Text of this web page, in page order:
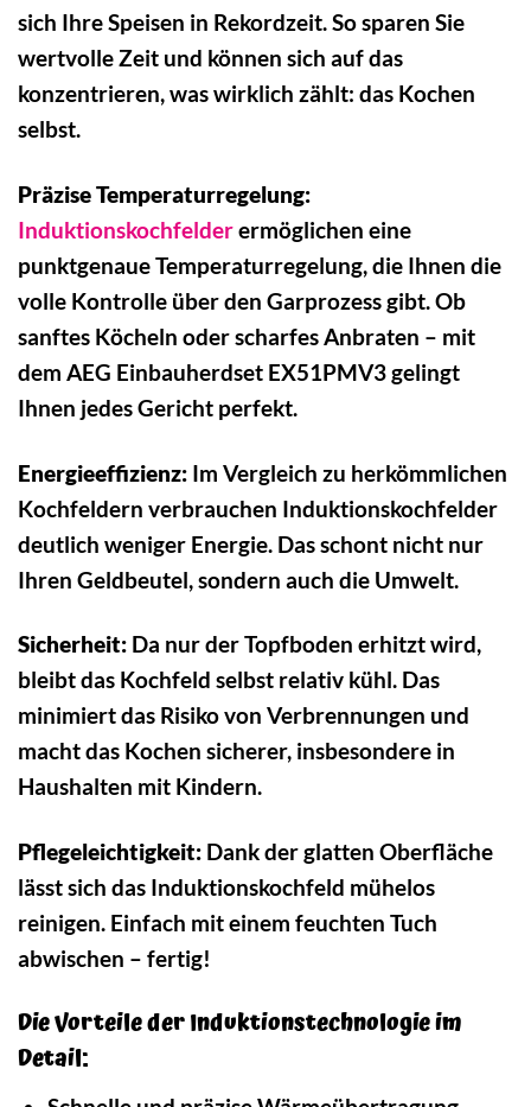
sich Ihre Speisen in Rekordzeit. So sparen Sie
wertvolle Zeit und können sich auf das
konzentrieren, was wirklich zählt: das Kochen
selbst.
Präzise Temperaturregelung:
Induktionskochfelderermöglichen eine
punktgenaue Temperaturregelung, die Ihnen die
volle Kontrolle über den Garprozess gibt. Ob
sanftes Köcheln oder scharfes Anbraten – mit
dem AEG Einbauherdset EX51PMV3 gelingt
Ihnen jedes Gericht perfekt.
Energieeffizienz: Im Vergleich zu herkömmlichen
Kochfeldern verbrauchen Induktionskochfelder
deutlich weniger Energie. Das schont nicht nur
Ihren Geldbeutel, sondern auch die Umwelt.
Sicherheit: Da nur der Topfboden erhitzt wird,
bleibt das Kochfeld selbst relativ kühl. Das
minimiert das Risiko von Verbrennungen und
macht das Kochen sicherer, insbesondere in
Haushalten mit Kindern.
Pflegeleichtigkeit: Dank der glatten Oberfläche
lässt sich das Induktionskochfeld mühelos
reinigen. Einfach mit einem feuchten Tuch
abwischen – fertig!
Die Vorteile der Induktionstechnologie im
Detail: